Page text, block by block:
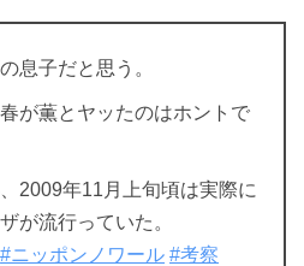
息子だと思う。
が薫とヤッたのはホントで
2009年11月上旬頃は実際に
が流行っていた。
#ニッポンノワール #考察